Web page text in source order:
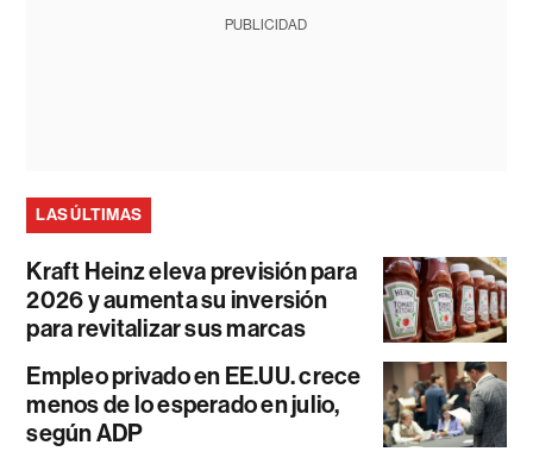
PUBLICIDAD
LAS ÚLTIMAS
Kraft Heinz eleva previsión para
2026 y aumenta su inversión
para revitalizar sus marcas
Empleo privado en EE.UU. crece
menos de lo esperado en julio,
según ADP